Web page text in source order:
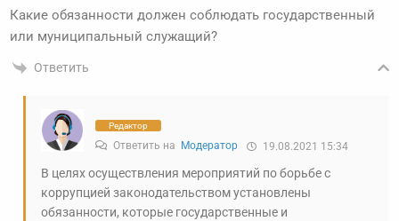
Какие обязанности должен соблюдать государственный
или муниципальный служащий?
Ответить
Редактор
Ответить на Модератор 19.08.2021 15:34
В целях осуществления мероприятий по борьбе с
коррупцией законодательством установлены
обязанности, которые государственные и